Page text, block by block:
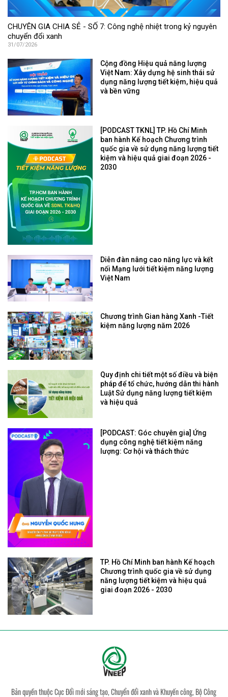
CHUYÊN GIA CHIA SẺ - SỐ 7: Công nghệ nhiệt trong kỷ nguyên
chuyển đổi xanh
31/07/2026
Cộng đồng Hiệu quả năng lượng
Việt Nam: Xây dựng hệ sinh thái sử
dụng năng lượng tiết kiệm, hiệu quả
và bền vững
[PODCAST TKNL] TP. Hồ Chí Minh
ban hành Kế hoạch Chương trình
quốc gia về sử dụng năng lượng tiết
kiệm và hiệu quả giai đoạn 2026 -
2030
Diễn đàn nâng cao năng lực và kết
nối Mạng lưới tiết kiệm năng lượng
Việt Nam
Chương trình Gian hàng Xanh -Tiết
kiệm năng lượng năm 2026
Quy định chi tiết một số điều và biện
pháp để tổ chức, hướng dẫn thi hành
Luật Sử dụng năng lượng tiết kiệm
và hiệu quả
[PODCAST: Góc chuyên gia] Ứng
dụng công nghệ tiết kiệm năng
lượng: Cơ hội và thách thức
TP. Hồ Chí Minh ban hành Kế hoạch
Chương trình quốc gia về sử dụng
năng lượng tiết kiệm và hiệu quả
giai đoạn 2026 - 2030
Bản quyền thuộc Cục Đổi mới sáng tạo, Chuyển đổi xanh và Khuyến công, Bộ Công